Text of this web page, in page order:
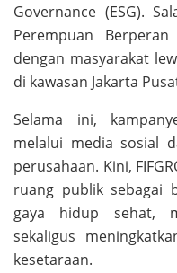
Governance (ESG).
Perempuan
dengan masyarakat
di kawasan Jakarta
Selama ini,
melalui media sosial
perusahaan. Kini,
ruang publik sebagai
gaya hidup sehat,
sekaligus
kesetaraan.